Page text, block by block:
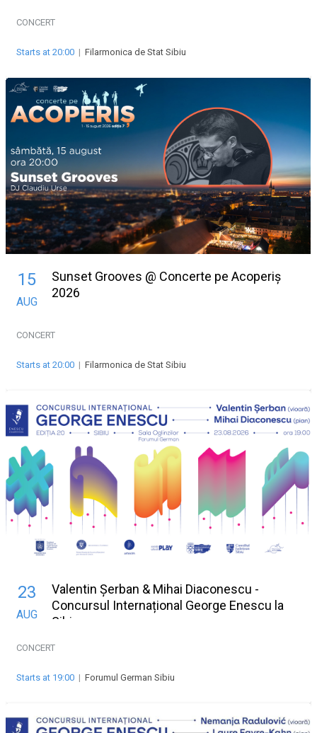
CONCERT
Starts at 20:00 | Filarmonica de Stat Sibiu
15
AUG
Sunset Grooves @ Concerte pe Acoperiș
2026
CONCERT
Starts at 20:00 | Filarmonica de Stat Sibiu
23
AUG
Valentin Șerban & Mihai Diaconescu -
Concursul Internațional George Enescu la
Sibiu
CONCERT
Starts at 19:00 | Forumul German Sibiu